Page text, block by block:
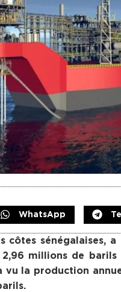
WhatsApp
sénégalaises,
millions de
vu la production